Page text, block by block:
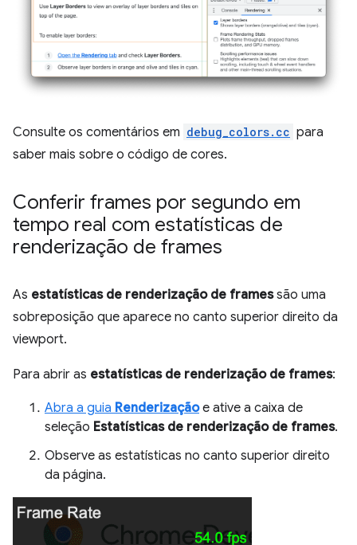
Consulte os comentários em debug_colors.cc para
saber mais sobre o código de cores.
Conferir frames por segundo em
tempo real com estatísticas de
renderização de frames
As estatísticas de renderização de framessão uma
sobreposição que aparece no canto superior direito da
viewport.
Para abrir as estatísticas de renderização de frames:
Abra a guia Renderizaçãoe ative a caixa de
seleção Estatísticas de renderização de frames.
Observe as estatísticas no canto superior direito
da página.